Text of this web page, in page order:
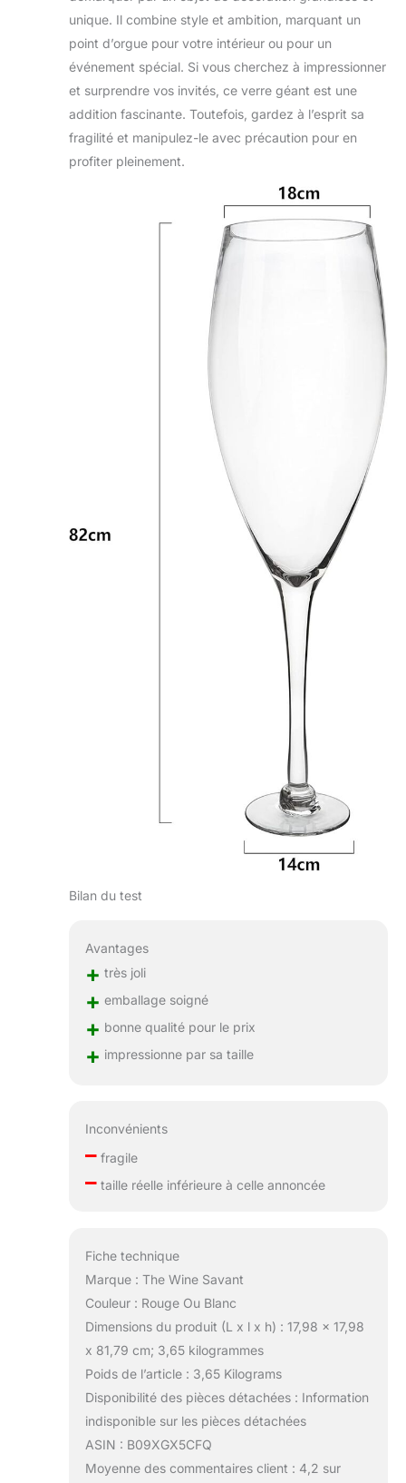
unique. Il combine style et ambition, marquant un
point d’orgue pour votre intérieur ou pour un
événement spécial. Si vous cherchez à impressionner
et surprendre vos invités, ce verre géant est une
addition fascinante. Toutefois, gardez à l’esprit sa
fragilité et manipulez-le avec précaution pour en
profiter pleinement.
Bilan du test
Avantages
+ très joli
+ emballage soigné
+ bonne qualité pour le prix
+ impressionne par sa taille
Inconvénients
–fragile
–taille réelle inférieure à celle annoncée
Fiche technique
Marque : The Wine Savant
Couleur : Rouge Ou Blanc
Dimensions du produit (L x l x h) : 17,98 x 17,98
x 81,79 cm; 3,65 kilogrammes
Poids de l’article : 3,65 Kilograms
Disponibilité des pièces détachées : Information
indisponible sur les pièces détachées
ASIN : B09XGX5CFQ
Moyenne des commentaires client : 4,2 sur